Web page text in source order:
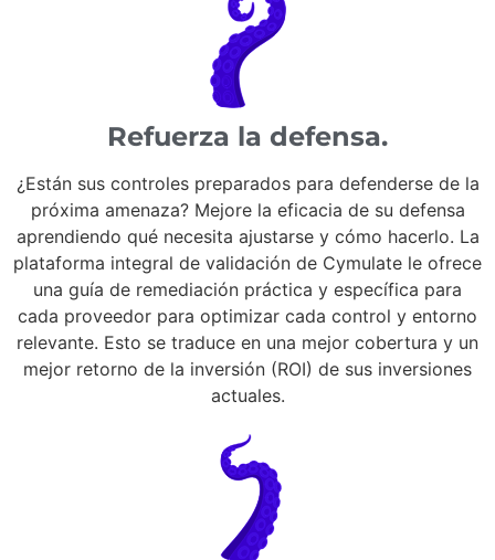
Refuerza la defensa.
¿Están sus controles preparados para defenderse de la
próxima amenaza? Mejore la eficacia de su defensa
aprendiendo qué necesita ajustarse y cómo hacerlo. La
plataforma integral de validación de Cymulate le ofrece
una guía de remediación práctica y específica para
cada proveedor para optimizar cada control y entorno
relevante. Esto se traduce en una mejor cobertura y un
mejor retorno de la inversión (ROI) de sus inversiones
actuales.